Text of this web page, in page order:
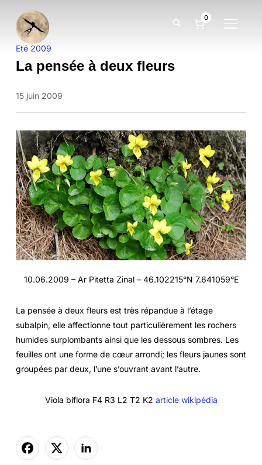
0
Eté 2009
La pensée à deux fleurs
15 juin 2009
10.06.2009 – Ar Pitetta Zinal – 46.102215°N 7.641059°E
La pensée à deux fleurs est très répandue à l’étage
subalpin, elle affectionne tout particulièrement les rochers
humides surplombants ainsi que les dessous sombres. Les
feuilles ont une forme de cœur arrondi; les fleurs jaunes sont
groupées par deux, l’une s’ouvrant avant l’autre.
Viola biflora F4 R3 L2 T2 K2 article wikipédia